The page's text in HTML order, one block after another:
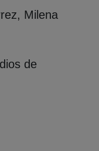
Milena
de